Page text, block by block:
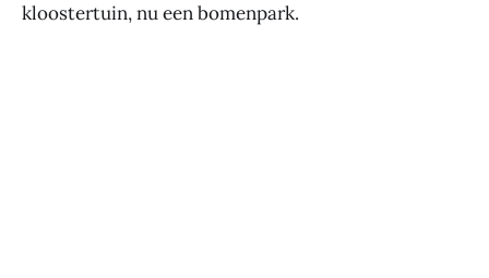
kloostertuin, nu een bomenpark.